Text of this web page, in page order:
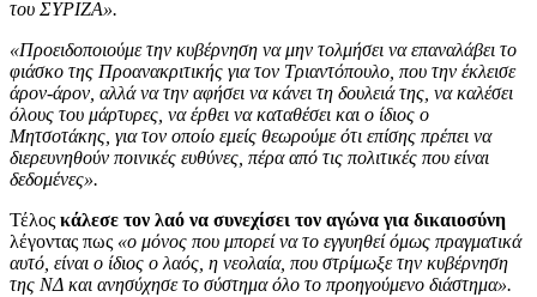
του ΣΥΡΙΖΑ».
«Προειδοποιούμε την κυβέρνηση να μην τολμήσει να επαναλάβει το
φιάσκο της Προανακριτικής για τον Τριαντόπουλο, που την έκλεισε
άρον-άρον, αλλά να την αφήσει να κάνει τη δουλειά της, να καλέσει
όλους του μάρτυρες, να έρθει να καταθέσει και ο ίδιος ο
Μητσοτάκης, για τον οποίο εμείς θεωρούμε ότι επίσης πρέπει να
διερευνηθούν ποινικές ευθύνες, πέρα από τις πολιτικές που είναι
δεδομένες».
Τέλος κάλεσε τον λαό να συνεχίσει τον αγώνα για δικαιοσύνη
λέγοντας πως «ο μόνος που μπορεί να το εγγυηθεί όμως πραγματικά
αυτό, είναι ο ίδιος ο λαός, η νεολαία, που στρίμωξε την κυβέρνηση
της ΝΔ και ανησύχησε το σύστημα όλο το προηγούμενο διάστημα».